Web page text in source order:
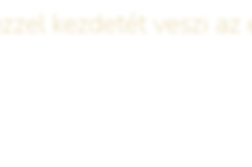
kezdetét veszi az